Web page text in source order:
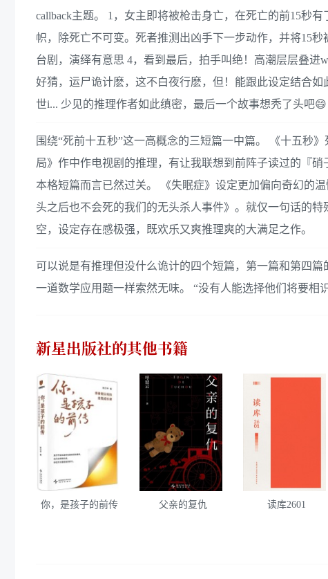
callback主题。 1，女主即将被枪击身亡，在死亡的前15秒
帜，除死亡不可变。死者推测出凶手下一步动作，并将15
台剧，演绎有意思 4，看到最后，拍手叫绝！高潮层层叠
好猜，运尸诡计麽，这不白夜行麽，但！能跟此设定结合
世i... 少见的推理作者如此缜密，最后一个故事想秃了头吧😄
围绕“死前十五秒”这一高概念的三短篇一中篇。 《十五秒
局》作中作电视剧的推理，有让我联想到前阵子读过的『
本格短篇而言已然过关。 《失眠症》设定更加偏向奇幻的
头之后也不会死的我们的无头杀人事件》。就仅一句话的
空，设定存在感极强，既欢乐又爽推理爽的大满足之作。
可以说是有推理但没什么诡计的四个短篇，第一篇和第四
一道数学应用题一样索然无味。 “没有人能选择他们将要相
新星出版社的其他书籍
你，是孩子的前传 父亲的复仇 读库2601